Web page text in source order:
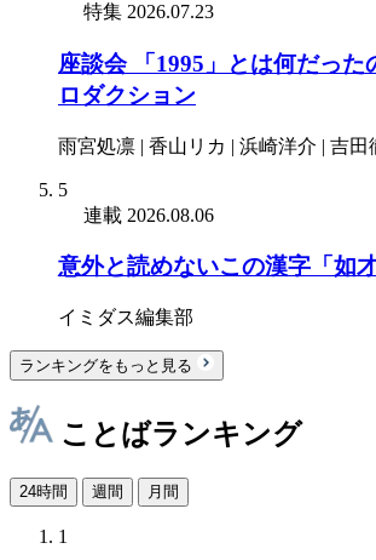
特集 2026.07.23
座談会 「1995」とは何だっ
ロダクション
雨宮処凛 | 香山リカ | 浜崎洋介 | 吉田
5
連載 2026.08.06
意外と読めないこの漢字「如才
イミダス編集部
ランキングをもっと見る
ことばランキング
24時間 週間 月間
1